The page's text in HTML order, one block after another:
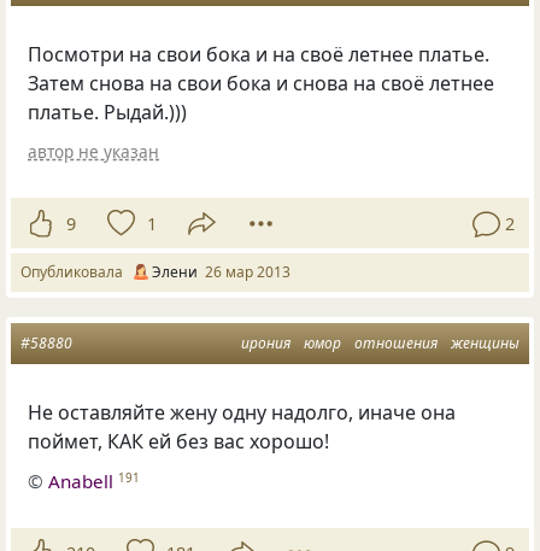
Посмотри на свои бока и на своё летнее платье.
Затем снова на свои бока и снова на своё летнее
платье. Рыдай.)))
автор не указан
9 1 2
Опубликовала Элени 26 мар 2013
ирония юмор отношения женщины
#58880
Не оставляйте жену одну надолго, иначе она
поймет, КАК ей без вас хорошо!
©Anabell 191